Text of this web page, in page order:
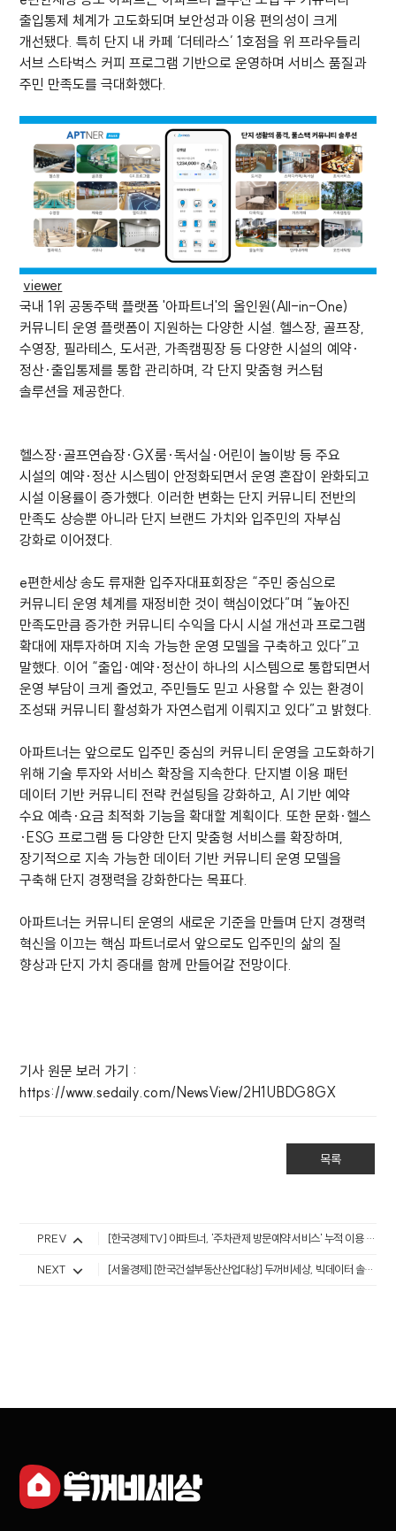
출입통제 체계가 고도화되며 보안성과 이용 편의성이 크게
개선됐다. 특히 단지 내 카페 ‘더테라스’ 1호점을 위 프라우들리
서브 스타벅스 커피 프로그램 기반으로 운영하며 서비스 품질과
주민 만족도를 극대화했다.
viewer
국내 1위 공동주택 플랫폼 '아파트너'의 올인원(All-in-One)
커뮤니티 운영 플랫폼이 지원하는 다양한 시설. 헬스장, 골프장,
수영장, 필라테스, 도서관, 가족캠핑장 등 다양한 시설의 예약·
정산·출입통제를 통합 관리하며, 각 단지 맞춤형 커스텀
솔루션을 제공한다.
헬스장·골프연습장·GX룸·독서실·어린이 놀이방 등 주요
시설의 예약·정산 시스템이 안정화되면서 운영 혼잡이 완화되고
시설 이용률이 증가했다. 이러한 변화는 단지 커뮤니티 전반의
만족도 상승뿐 아니라 단지 브랜드 가치와 입주민의 자부심
강화로 이어졌다.
e편한세상 송도 류재환 입주자대표회장은 “주민 중심으로
커뮤니티 운영 체계를 재정비한 것이 핵심이었다”며 “높아진
만족도만큼 증가한 커뮤니티 수익을 다시 시설 개선과 프로그램
확대에 재투자하며 지속 가능한 운영 모델을 구축하고 있다”고
말했다. 이어 “출입·예약·정산이 하나의 시스템으로 통합되면서
운영 부담이 크게 줄었고, 주민들도 믿고 사용할 수 있는 환경이
조성돼 커뮤니티 활성화가 자연스럽게 이뤄지고 있다”고 밝혔다.
아파트너는 앞으로도 입주민 중심의 커뮤니티 운영을 고도화하기
위해 기술 투자와 서비스 확장을 지속한다. 단지별 이용 패턴
데이터 기반 커뮤니티 전략 컨설팅을 강화하고, AI 기반 예약
수요 예측·요금 최적화 기능을 확대할 계획이다. 또한 문화·헬스
·ESG 프로그램 등 다양한 단지 맞춤형 서비스를 확장하며,
장기적으로 지속 가능한 데이터 기반 커뮤니티 운영 모델을
구축해 단지 경쟁력을 강화한다는 목표다.
아파트너는 커뮤니티 운영의 새로운 기준을 만들며 단지 경쟁력
혁신을 이끄는 핵심 파트너로서 앞으로도 입주민의 삶의 질
향상과 단지 가치 증대를 함께 만들어갈 전망이다.
기사 원문 보러 가기 :
https://www.sedaily.com/NewsView/2H1UBDG8GX
목록
PREV [한국경제TV] 아파트너, '주차관제 방문예약 서비스' 누적 이용 3500만건 달성
NEXT [서울경제] [한국건설부동산산업대상] 두꺼비세상, 빅데이터 솔루션으로 주거 가치 향상